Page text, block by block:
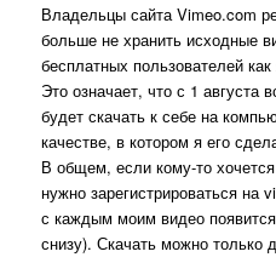
Владельцы сайта Vimeo.com
больше не хранить исходные
бесплатных пользователей как
Это означает, что с 1 августа
будет скачать к себе на
качестве, в котором я его
В общем, если кому-то
нужно зарегистрироваться на
с каждым моим видео
снизу). Скачать можно только